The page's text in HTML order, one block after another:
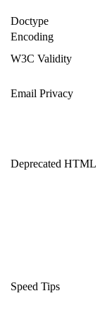
Doctype
Encoding
W3C Validity
Email Privacy
Deprecated HTML
Speed Tips